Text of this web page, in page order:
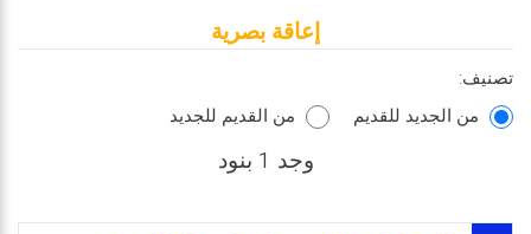
إعاقة بصرية
تصنيف:
من الجديد للقديم
من القديم للجديد
وجد 1 بنود